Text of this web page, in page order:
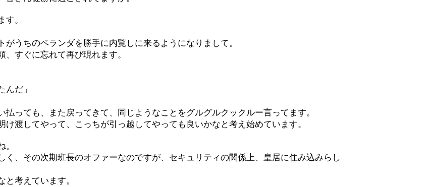
。
うちのベランダを勝手に内覧しに来るようになりまして。
すぐに忘れて再び現れます。
んだ」
っても、また戻ってきて、同じようなことをグルグルクックルー言ってます。
渡してやって、こっちが引っ越してやっても良いかなと考え始めています。
く、その次期班長のオファーなのですが、セキュリティの関係上、皇居に住み込みらし
考えています。